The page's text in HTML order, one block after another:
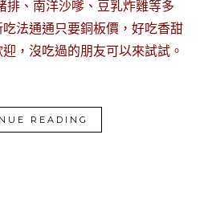
排、南洋沙嗲、豆乳炸雞等多
法通通只要銅板價，好吃香甜
，沒吃過的朋友可以來試試。
READING